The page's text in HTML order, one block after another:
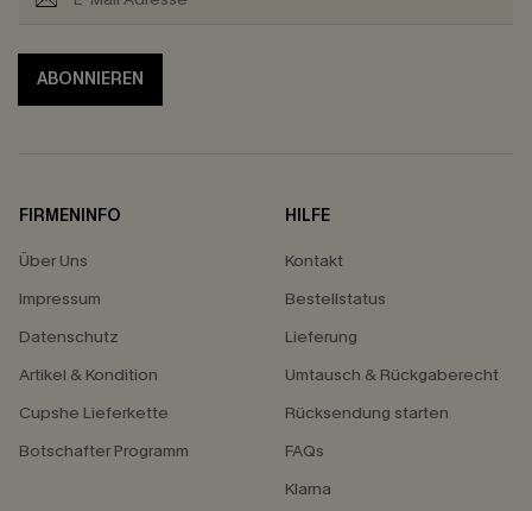
ABONNIEREN
FIRMENINFO
Über Uns
Impressum
Datenschutz
Artikel & Kondition
Cupshe Lieferkette
Botschafter Programm
HILFE
Kontakt
Bestellstatus
Lieferung
Umtausch & Rückgaberecht
Rücksendung starten
FAQs
Klarna